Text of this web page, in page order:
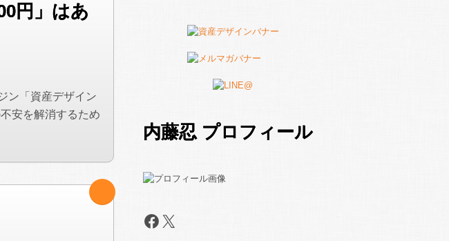
円」はあ
ン「資産デザイン
安を解消するため
内藤忍 プロフィール
Facebook
X